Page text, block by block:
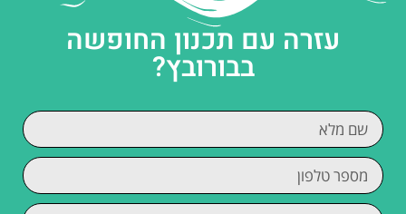
עזרה עם תכנון החופשה
בבורובץ?